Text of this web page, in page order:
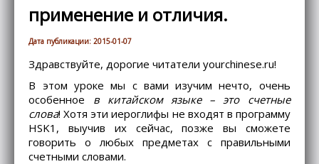
применение и отличия.
Дата публикации: 2015-01-07
Здравствуйте, дорогие читатели yourchinese.ru!
В этом уроке мы с вами изучим нечто, очень
особенное в китайском языке – это счетные
слова! Хотя эти иероглифы не входят в программу
HSK1, выучив их сейчас, позже вы сможете
говорить о любых предметах с правильными
счетными словами.